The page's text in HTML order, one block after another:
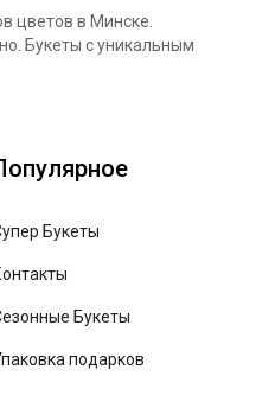
цветов в Минске.
Букеты с уникальным
Букеты
Букеты
подарков